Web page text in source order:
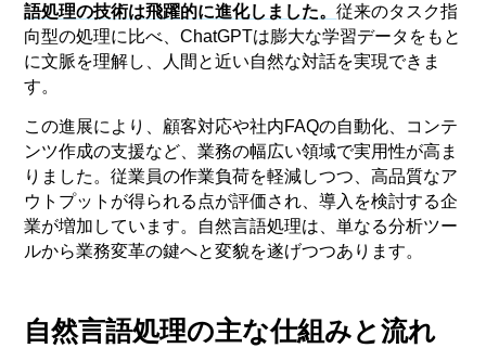
語処理の技術は飛躍的に進化しました。従来のタスク指
向型の処理に比べ、ChatGPTは膨大な学習データをもと
に文脈を理解し、人間と近い自然な対話を実現できま
す。
この進展により、顧客対応や社内FAQの自動化、コンテ
ンツ作成の支援など、業務の幅広い領域で実用性が高ま
りました。従業員の作業負荷を軽減しつつ、高品質なア
ウトプットが得られる点が評価され、導入を検討する企
業が増加しています。自然言語処理は、単なる分析ツー
ルから業務変革の鍵へと変貌を遂げつつあります。
自然言語処理の主な仕組みと流れ